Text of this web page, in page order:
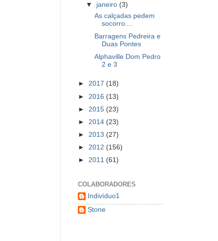
▼ janeiro (3)
As calçadas pedem
socorro....
Barragens Pedreira e
Duas Pontes
Alphaville Dom Pedro
2 e 3
► 2017 (18)
► 2016 (13)
► 2015 (23)
► 2014 (23)
► 2013 (27)
► 2012 (156)
► 2011 (61)
COLABORADORES
Indivíduo1
Stone